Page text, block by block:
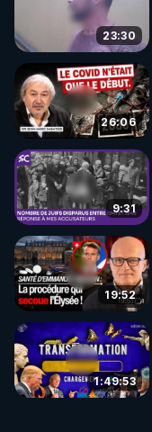
23:30
26:06
9:31
19:52
1:49:53